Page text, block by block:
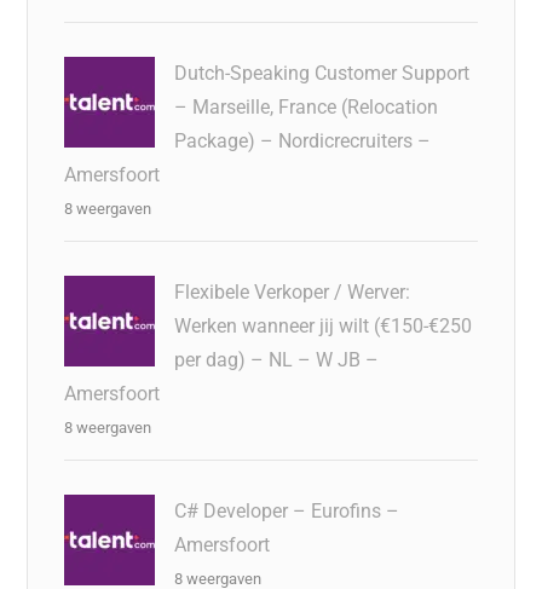
Dutch-Speaking Customer Support
– Marseille, France (Relocation
Package) – Nordicrecruiters –
Amersfoort
8 weergaven
Flexibele Verkoper / Werver:
Werken wanneer jij wilt (€150-€250
per dag) – NL – W JB –
Amersfoort
8 weergaven
C# Developer – Eurofins –
Amersfoort
8 weergaven